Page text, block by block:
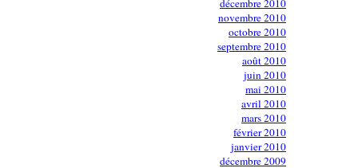
décembre 2010
novembre 2010
octobre 2010
septembre 2010
août 2010
juin 2010
mai 2010
avril 2010
mars 2010
février 2010
janvier 2010
décembre 2009